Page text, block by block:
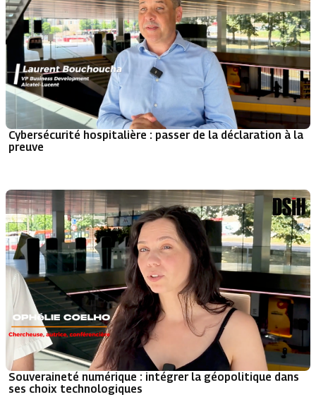
Cybersécurité hospitalière : passer de la déclaration à la
preuve
Souveraineté numérique : intégrer la géopolitique dans
ses choix technologiques